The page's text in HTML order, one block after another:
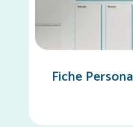
Fiche Persona